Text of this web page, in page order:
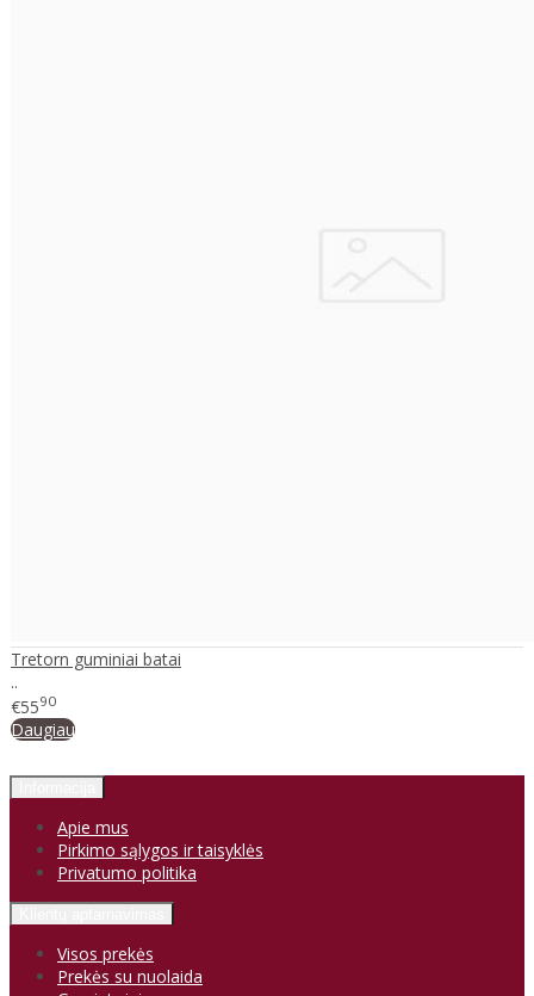
Tretorn guminiai batai
..
€5590
Daugiau
Apie mus
Pirkimo sąlygos ir taisyklės
Privatumo politika
Visos prekės
Prekės su nuolaida